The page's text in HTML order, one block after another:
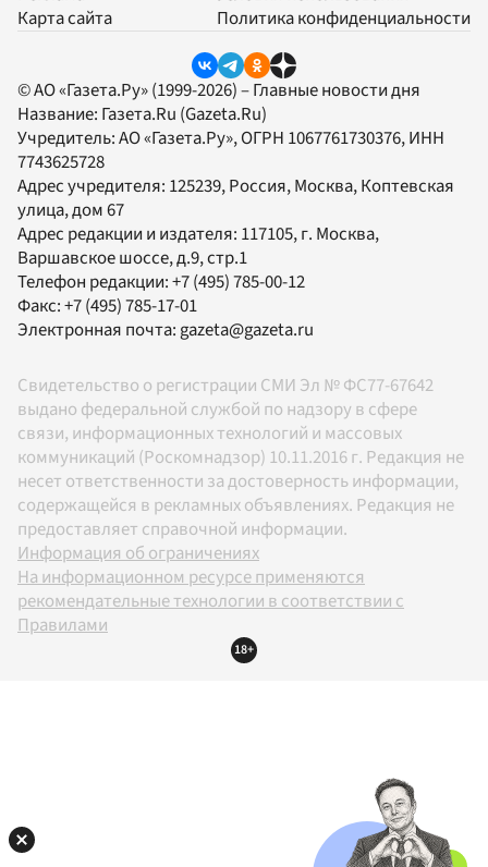
Карта сайта
Политика конфиденциальности
© АО «Газета.Ру» (1999-2026) – Главные новости дня
Название: Газета.Ru (Gazeta.Ru)
Учредитель:АО «Газета.Ру», ОГРН 1067761730376, ИНН
7743625728
Адрес учредителя: 125239, Россия, Москва, Коптевская
улица, дом 67
Адрес редакции и издателя: 117105, г. Москва,
Варшавское шоссе, д.9, стр.1
Телефон редакции:+7 (495) 785-00-12
Факс:+7 (495) 785-17-01
Электронная почта:gazeta@gazeta.ru
Свидетельство о регистрации СМИ Эл № ФС77-67642
выдано федеральной службой по надзору в сфере
связи, информационных технологий и массовых
коммуникаций (Роскомнадзор) 10.11.2016 г. Редакция не
несет ответственности за достоверность информации,
содержащейся в рекламных объявлениях. Редакция не
предоставляет справочной информации.
Информация об ограничениях
На информационном ресурсе применяются
рекомендательные технологии в соответствии с
Правилами
18+